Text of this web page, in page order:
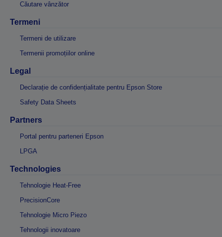
Căutare vânzător
Termeni
Termeni de utilizare
Termenii promoțiilor online
Legal
Declarație de confidențialitate pentru Epson Store
Safety Data Sheets
Partners
Portal pentru parteneri Epson
LPGA
Technologies
Tehnologie Heat-Free
PrecisionCore
Tehnologie Micro Piezo
Tehnologii inovatoare